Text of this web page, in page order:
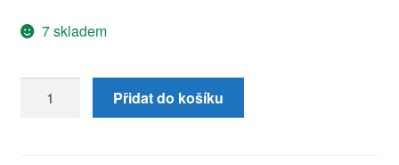
7 skladem
pravých
Přidat do košíku